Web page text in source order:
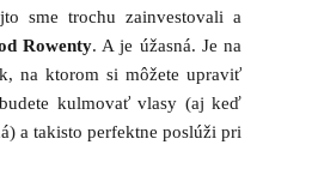
sme trochu zainvestovali a
Rowenty. A je úžasná. Je na
na ktorom si môžete upraviť
kulmovať vlasy (aj keď
a takisto perfektne poslúži pri